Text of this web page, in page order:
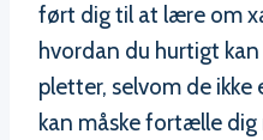
ført dig til at lære om
hvordan du hurtigt
pletter, selvom de ikke
kan måske fortælle